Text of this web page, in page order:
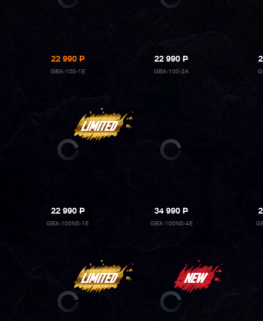
22 990P
GBX-100-1E
22 990P
GBX-100-2A
22 990P
GBX-100NS-1E
34 990P
GBX-100NS-4E